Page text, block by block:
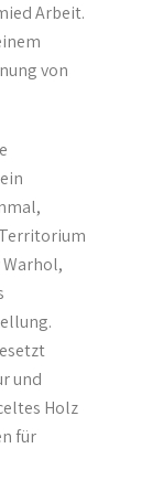
Arbeit.
von
und
Holz
für